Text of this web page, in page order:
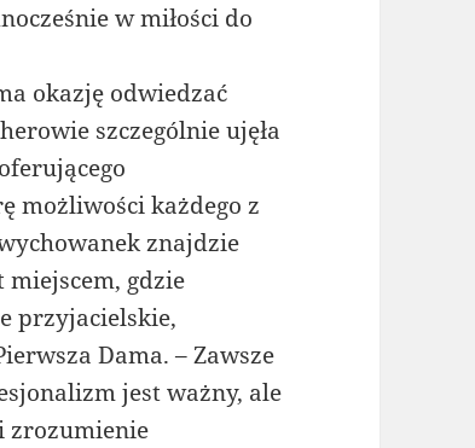
w miłości do
okazję odwiedzać
szczególnie ujęła
możliwości każdego z
znajdzie
miejscem, gdzie
przyjacielskie,
Dama. – Zawsze
jest ważny, ale
zrozumienie